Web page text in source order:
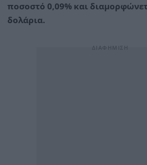
ποσοστό 0,09% και
δολάρια.